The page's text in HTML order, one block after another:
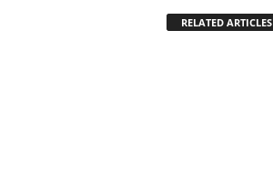
RELATED ARTICLES